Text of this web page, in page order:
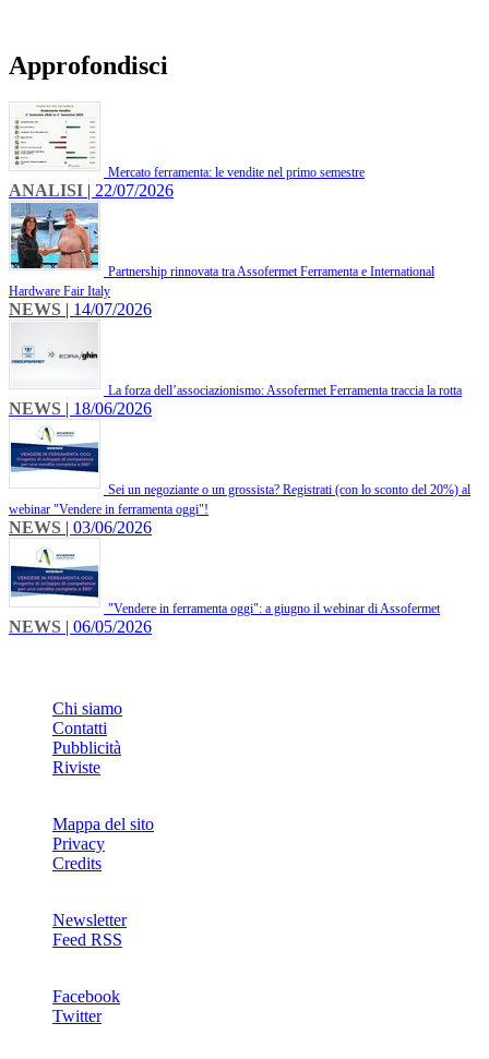
Approfondisci
Mercato ferramenta: le vendite nel primo semestre
ANALISI | 22/07/2026
Partnership rinnovata tra Assofermet Ferramenta e International
Hardware Fair Italy
NEWS | 14/07/2026
La forza dell’associazionismo: Assofermet Ferramenta traccia la rotta
NEWS | 18/06/2026
Sei un negoziante o un grossista? Registrati (con lo sconto del 20%) al
webinar "Vendere in ferramenta oggi"!
NEWS | 03/06/2026
"Vendere in ferramenta oggi": a giugno il webinar di Assofermet
NEWS | 06/05/2026
Chi siamo
Contatti
Pubblicità
Riviste
Mappa del sito
Privacy
Credits
Newsletter
Feed RSS
Facebook
Twitter